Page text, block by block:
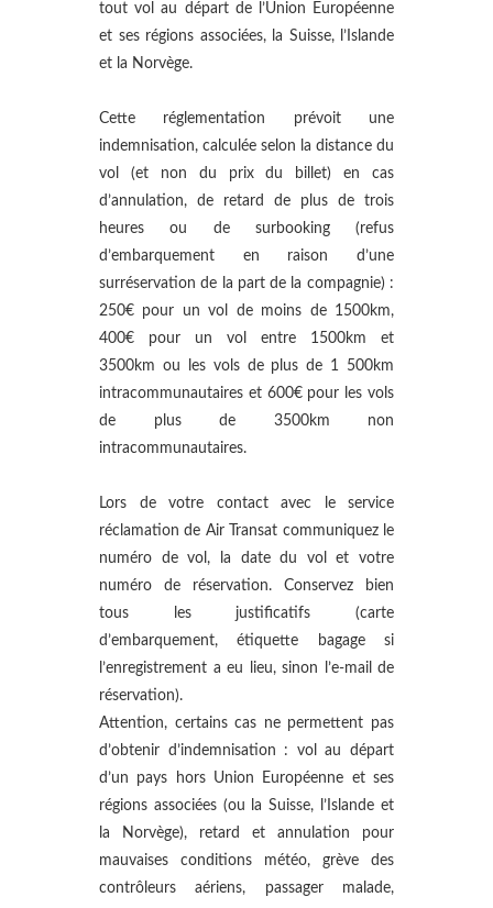
tout vol au départ de l’Union Européenne
et ses régions associées, la Suisse, l’Islande
et la Norvège.
Cette réglementation prévoit une
indemnisation, calculée selon la distance du
vol (et non du prix du billet) en cas
d’annulation, de retard de plus de trois
heures ou de surbooking (refus
d’embarquement en raison d’une
surréservation de la part de la compagnie) :
250€ pour un vol de moins de 1500km,
400€ pour un vol entre 1500km et
3500km ou les vols de plus de 1 500km
intracommunautaires et 600€ pour les vols
de plus de 3500km non
intracommunautaires.
Lors de votre contact avec le service
réclamation de Air Transat communiquez le
numéro de vol, la date du vol et votre
numéro de réservation. Conservez bien
tous les justificatifs (carte
d’embarquement, étiquette bagage si
l’enregistrement a eu lieu, sinon l’e-mail de
réservation).
Attention, certains cas ne permettent pas
d’obtenir d’indemnisation : vol au départ
d’un pays hors Union Européenne et ses
régions associées (ou la Suisse, l’Islande et
la Norvège), retard et annulation pour
mauvaises conditions météo, grève des
contrôleurs aériens, passager malade,